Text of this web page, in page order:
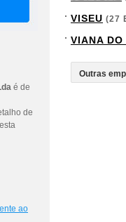
é de
de
ao
VISEU (27
VIANA